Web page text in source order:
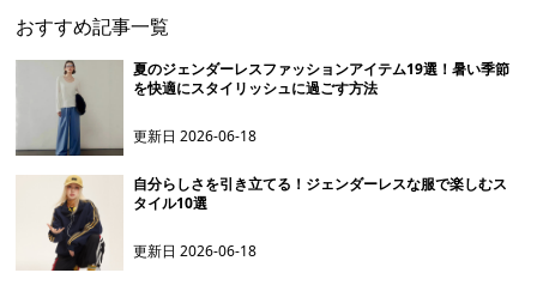
おすすめ記事一覧
夏のジェンダーレスファッションアイテム19選！暑い季節
を快適にスタイリッシュに過ごす方法
更新日2026-06-18
自分らしさを引き立てる！ジェンダーレスな服で楽しむス
タイル10選
更新日2026-06-18